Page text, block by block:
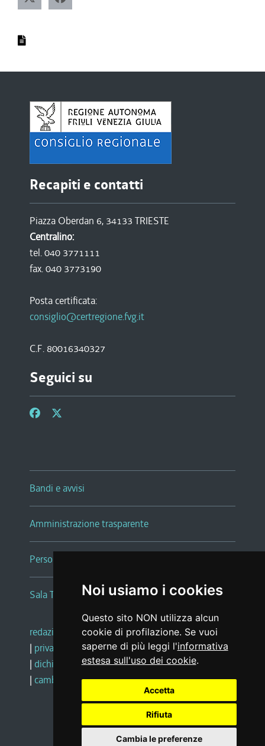
Noi usiamo i cookies
Questo sito NON utilizza alcun
cookie di profilazione. Se vuoi
saperne di più leggi l'informativa
estesa sull'uso dei cookie.
Accetta
Rifiuta
Cambia le preferenze
Recapiti e contatti
Piazza Oberdan 6, 34133 TRIESTE
Centralino:
tel. 040 3771111
fax. 040 3773190
Posta certificata:
consiglio@certregione.fvg.it
C.F. 80016340327
Seguici su
Bandi e avvisi
Amministrazione trasparente
Persone e Uffici
Sala Tiziano Tessitori
redazione web |note legali |glossario
| privacy
social media policy
| dichiarazione di accessibilità |feedback
| cambio preferenze cookie
Realizzato da